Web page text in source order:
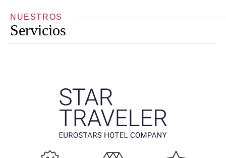
NUESTROS
Servicios